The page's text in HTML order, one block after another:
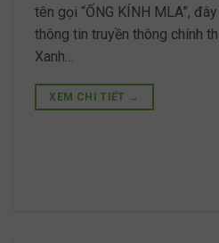
tên gọi “ỐNG KÍNH MLA”,
thông tin truyền thông chính
Xanh…
XEM CHI TIẾT →